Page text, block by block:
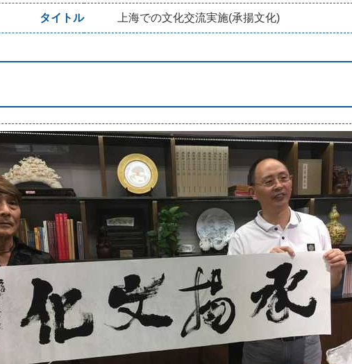
タイトル 上海での文化交流実施(承揚文化)